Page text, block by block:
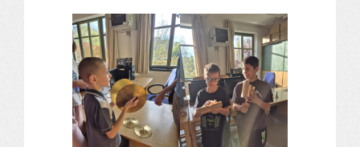
Középfokú eredmények
Alapítvány
Pedagógiai szakmai ellenőrzés
Gyermek- és ifjúságvédelem
Étlap
Projektjeink
Digitális témahét 2016